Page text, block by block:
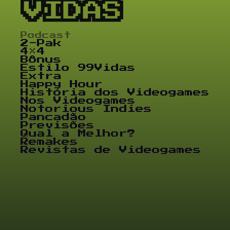
Podcast
2-Pak
4×4
Bônus
Estilo 99Vidas
Extra
Happy Hour
História dos Videogames
Nos Videogames
Notorious Indies
Pancadão
Previsões
Qual a Melhor?
Remakes
Revistas de Videogames